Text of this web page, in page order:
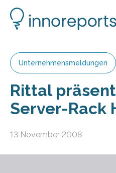
Unternehmensmeldungen
Rittal
Server-Rack
13 November 2008